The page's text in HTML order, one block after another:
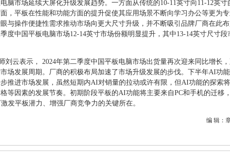
脑市场延续大屏化升级发展趋势。一方面从传统的10-11英寸向11-12英寸
，平板在性能和功能方面的提升促使其应用场景不断向学习办公等更为
与操作便捷性需求推动市场向更大尺寸升级，并不断吸引品牌厂商在此
度中国平板电脑市场12-14英寸市场份额明显提升，其中13-14英寸尺寸段
刘云表示， 2024年第二季度中国平板电脑市场出货量再次迎来同比增长
场发展周期。厂商的积极布局加速了市场升级发展的步伐。下半年AI功
推进市场发展，虽然短期内AI对销量的拉动或许有限，但AI功能的探索
等因素的发展节奏。初期阶段平板的AI功能将主要来自PC和手机的迁移
发平板潜力、增强厂商竞争力的关键所在。
编 辑：